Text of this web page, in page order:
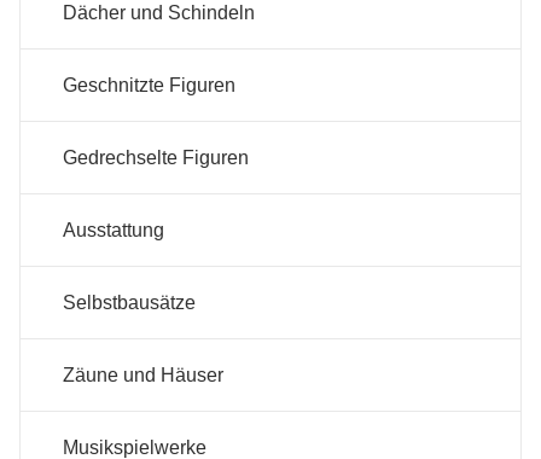
Dächer und Schindeln
Geschnitzte Figuren
Gedrechselte Figuren
Ausstattung
Selbstbausätze
Zäune und Häuser
Musikspielwerke